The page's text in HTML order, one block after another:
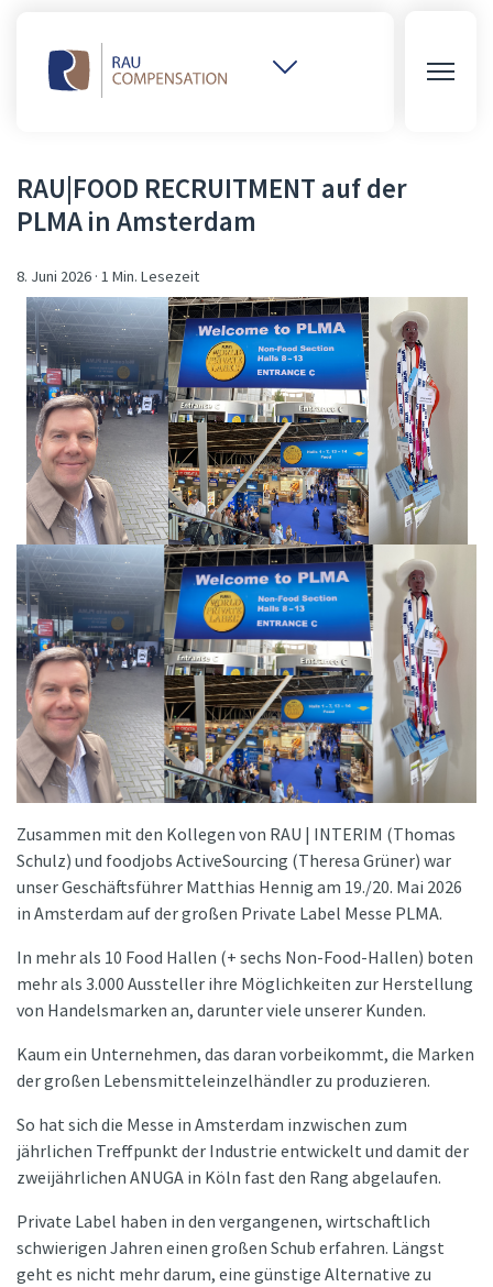
Weitere
RAU|FOOD RECRUITMENT auf der
PLMA in Amsterdam
8. Juni 2026 · 1 Min. Lesezeit
Zusammen mit den Kollegen von RAU | INTERIM (Thomas
Schulz) und foodjobs ActiveSourcing (Theresa Grüner) war
unser Geschäftsführer Matthias Hennig am 19./20. Mai 2026
in Amsterdam auf der großen Private Label Messe PLMA.
In mehr als 10 Food Hallen (+ sechs Non-Food-Hallen) boten
mehr als 3.000 Aussteller ihre Möglichkeiten zur Herstellung
von Handelsmarken an, darunter viele unserer Kunden.
Kaum ein Unternehmen, das daran vorbeikommt, die Marken
der großen Lebensmitteleinzelhändler zu produzieren.
So hat sich die Messe in Amsterdam inzwischen zum
jährlichen Treffpunkt der Industrie entwickelt und damit der
zweijährlichen ANUGA in Köln fast den Rang abgelaufen.
Private Label haben in den vergangenen, wirtschaftlich
schwierigen Jahren einen großen Schub erfahren. Längst
geht es nicht mehr darum, eine günstige Alternative zu